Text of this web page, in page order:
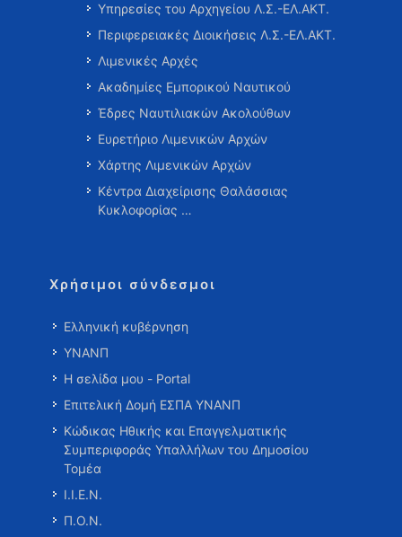
Υπηρεσίες του Αρχηγείου Λ.Σ.-ΕΛ.ΑΚΤ.
Περιφερειακές Διοικήσεις Λ.Σ.-ΕΛ.ΑΚΤ.
Λιμενικές Αρχές
Ακαδημίες Εμπορικού Ναυτικού
Έδρες Ναυτιλιακών Ακολούθων
Ευρετήριο Λιμενικών Αρχών
Χάρτης Λιμενικών Αρχών
Κέντρα Διαχείρισης Θαλάσσιας
Κυκλοφορίας …
Χρήσιμοι σύνδεσμοι
Ελληνική κυβέρνηση
ΥΝΑΝΠ
Η σελίδα μου - Portal
Επιτελική Δομή ΕΣΠΑ ΥΝΑΝΠ
Κώδικας Ηθικής και Επαγγελματικής
Συμπεριφοράς Υπαλλήλων του Δημοσίου
Τομέα
Ι.Ι.Ε.Ν.
Π.Ο.Ν.